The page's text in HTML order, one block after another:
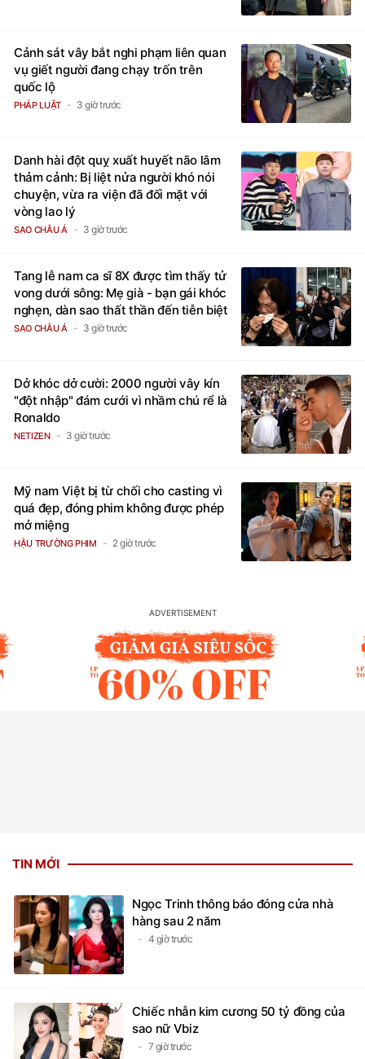
Cảnh sát vây bắt nghi phạm liên quan
vụ giết người đang chạy trốn trên
quốc lộ
PHÁP LUẬT 3 giờ trước
Danh hài đột quỵ xuất huyết não lâm
thảm cảnh: Bị liệt nửa người khó nói
chuyện, vừa ra viện đã đối mặt với
vòng lao lý
SAO CHÂU Á 3 giờ trước
Tang lễ nam ca sĩ 8X được tìm thấy tử
vong dưới sông: Mẹ già - bạn gái khóc
nghẹn, dàn sao thất thần đến tiễn biệt
SAO CHÂU Á 3 giờ trước
Dở khóc dở cười: 2000 người vây kín
"đột nhập" đám cưới vì nhầm chú rể là
Ronaldo
NETIZEN 3 giờ trước
Mỹ nam Việt bị từ chối cho casting vì
quá đẹp, đóng phim không được phép
mở miệng
HẬU TRƯỜNG PHIM 2 giờ trước
TIN MỚI
Ngọc Trinh thông báo đóng cửa nhà
hàng sau 2 năm
4 giờ trước
Chiếc nhẫn kim cương 50 tỷ đồng của
sao nữ Vbiz
7 giờ trước